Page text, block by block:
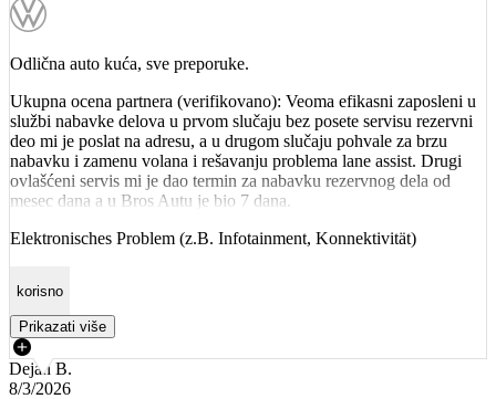
Odlična auto kuća, sve preporuke.
Ukupna ocena partnera (verifikovano): Veoma efikasni zaposleni u
službi nabavke delova u prvom slučaju bez posete servisu rezervni
deo mi je poslat na adresu, a u drugom slučaju pohvale za brzu
nabavku i zamenu volana i rešavanju problema lane assist. Drugi
ovlašćeni servis mi je dao termin za nabavku rezervnog dela od
mesec dana a u Bros Autu je bio 7 dana.
Elektronisches Problem (z.B. Infotainment, Konnektivität)
korisno
Prikazati više
Dejan B.
8/3/2026